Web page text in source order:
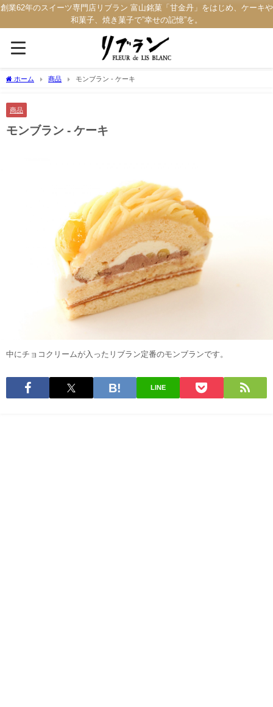
創業62年のスイーツ専門店リブラン 富山銘菓「甘金丹」をはじめ、ケーキや
和菓子、焼き菓子で”幸せの記憶”を。
ホーム 商品 モンブラン - ケーキ
商品
モンブラン - ケーキ
中にチョコクリームが入ったリブラン定番のモンブランです。
LINE